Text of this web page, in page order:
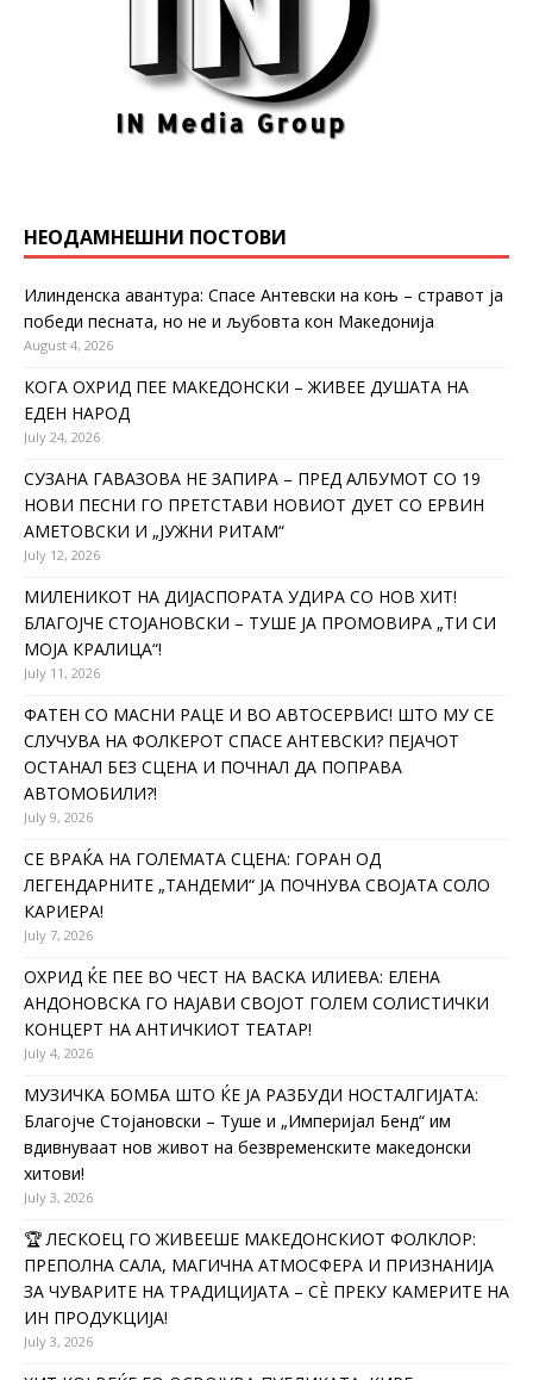
НЕОДАМНЕШНИ ПОСТОВИ
Илинденска авантура: Спасе Антевски на коњ – стравот ја
победи песната, но не и љубовта кон Македонија
August 4, 2026
КОГА ОХРИД ПЕЕ МАКЕДОНСКИ – ЖИВЕЕ ДУШАТА НА
ЕДЕН НАРОД
July 24, 2026
СУЗАНА ГАВАЗОВА НЕ ЗАПИРА – ПРЕД АЛБУМОТ СО 19
НОВИ ПЕСНИ ГО ПРЕТСТАВИ НОВИОТ ДУЕТ СО ЕРВИН
АМЕТОВСКИ И „ЈУЖНИ РИТАМ“
July 12, 2026
МИЛЕНИКОТ НА ДИЈАСПОРАТА УДИРА СО НОВ ХИТ!
БЛАГОЈЧЕ СТОЈАНОВСКИ – ТУШЕ ЈА ПРОМОВИРА „ТИ СИ
МОЈА КРАЛИЦА“!
July 11, 2026
ФАТЕН СО МАСНИ РАЦЕ И ВО АВТОСЕРВИС! ШТО МУ СЕ
СЛУЧУВА НА ФОЛКЕРОТ СПАСЕ АНТЕВСКИ? ПЕЈАЧОТ
ОСТАНАЛ БЕЗ СЦЕНА И ПОЧНАЛ ДА ПОПРАВА
АВТОМОБИЛИ?!
July 9, 2026
СЕ ВРАЌА НА ГОЛЕМАТА СЦЕНА: ГОРАН ОД
ЛЕГЕНДАРНИТЕ „ТАНДЕМИ“ ЈА ПОЧНУВА СВОЈАТА СОЛО
КАРИЕРА!
July 7, 2026
ОХРИД ЌЕ ПЕЕ ВО ЧЕСТ НА ВАСКА ИЛИЕВА: ЕЛЕНА
АНДОНОВСКА ГО НАЈАВИ СВОЈОТ ГОЛЕМ СОЛИСТИЧКИ
КОНЦЕРТ НА АНТИЧКИОТ ТЕАТАР!
July 4, 2026
МУЗИЧКА БОМБА ШТО ЌЕ ЈА РАЗБУДИ НОСТАЛГИЈАТА:
Благојче Стојановски – Туше и „Империјал Бенд“ им
вдивнуваат нов живот на безвременските македонски
хитови!
July 3, 2026
🏆 ЛЕСКОЕЦ ГО ЖИВЕЕШЕ МАКЕДОНСКИОТ ФОЛКЛОР:
ПРЕПОЛНА САЛА, МАГИЧНА АТМОСФЕРА И ПРИЗНАНИЈА
ЗА ЧУВАРИТЕ НА ТРАДИЦИЈАТА – СÈ ПРЕКУ КАМЕРИТЕ НА
ИН ПРОДУКЦИЈА!
July 3, 2026